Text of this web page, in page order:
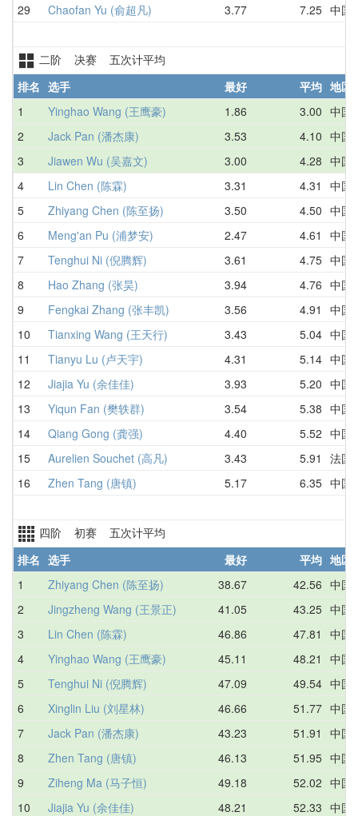
29
Chaofan Yu (俞超凡) 3.77 7.25 中国
二阶 决赛 五次计平均
排名 选手 最好 平均 地区
1
Yinghao Wang (王鹰豪) 1.86 3.00 中国
2
Jack Pan (潘杰康) 3.53 4.10 中国
3
Jiawen Wu (吴嘉文) 3.00 4.28 中国
4
Lin Chen (陈霖) 3.31 4.31
中国
5
Zhiyang Chen (陈至扬) 3.50 4.50 中国
6
Meng'an Pu (浦梦安) 2.47 4.61
中国
7
Tenghui Ni (倪腾辉) 3.61 4.75 中国
8
Hao Zhang (张昊) 3.94 4.76 中国
9
Fengkai Zhang (张丰凯) 3.56 4.91
中国
10
Tianxing Wang (王天行) 3.43 5.04 中国
11
Tianyu Lu (卢天宇) 4.31 5.14 中国
12
Jiajia Yu (余佳佳) 3.93 5.20 中国
13
Yiqun Fan (樊轶群) 3.54 5.38 中国
14
Qiang Gong (龚强) 4.40 5.52 中国
15
Aurelien Souchet (高凡) 3.43 5.91
法国
16
Zhen Tang (唐镇) 5.17 6.35 中国
四阶 初赛 五次计平均
排名 选手 最好 平均 地区
1
Zhiyang Chen (陈至扬) 38.67 42.56 中国
2
Jingzheng Wang (王景正) 41.05 43.25 中国
3
Lin Chen (陈霖) 46.86 47.81
中国
4
Yinghao Wang (王鹰豪) 45.11 48.21
中国
5
Tenghui Ni (倪腾辉) 47.09 49.54 中国
6
Xinglin Liu (刘星林) 46.66 51.77 中国
7
Jack Pan (潘杰康) 43.23 51.91
中国
8
Zhen Tang (唐镇) 46.13 51.95 中国
9
Ziheng Ma (马子恒) 49.18 52.02 中国
10
Jiajia Yu (余佳佳) 48.21 52.33 中国